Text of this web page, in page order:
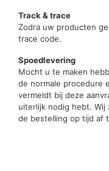
Track & trace
Zodra uw producten
trace code.
Spoedlevering
Mocht u te maken
de normale procedure
vermeldt bij deze
uiterlijk nodig hebt.
de bestelling op tijd af